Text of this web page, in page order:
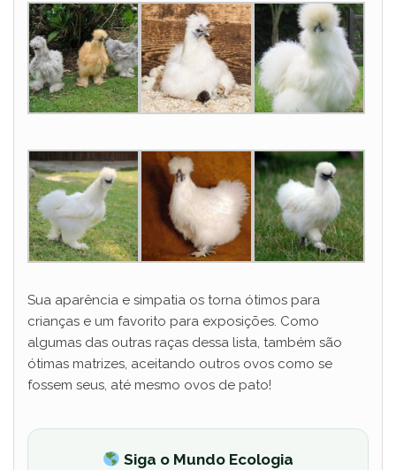
Sua aparência e simpatia os torna ótimos para
crianças e um favorito para exposições. Como
algumas das outras raças dessa lista, também são
ótimas matrizes, aceitando outros ovos como se
fossem seus, até mesmo ovos de pato!
Siga o Mundo Ecologia